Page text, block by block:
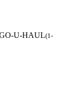
GO-U-HAUL(1-